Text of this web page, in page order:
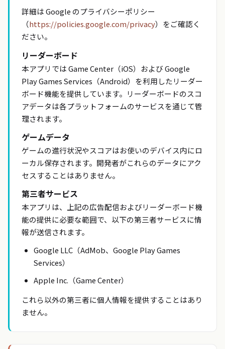
詳細は Google のプライバシーポリシー
（https://policies.google.com/privacy）をご確認く
ださい。
リーダーボード
本アプリでは Game Center（iOS）および Google
Play Games Services（Android）を利用したリーダー
ボード機能を提供しています。リーダーボードのスコ
アデータは各プラットフォームのサービスを通じて管
理されます。
ゲームデータ
ゲームの進行状況やスコアはお使いのデバイス内にロ
ーカル保存されます。開発者がこれらのデータにアク
セスすることはありません。
第三者サービス
本アプリは、上記の広告配信およびリーダーボード機
能の提供に必要な範囲で、以下の第三者サービスに情
報が送信されます。
Google LLC（AdMob、Google Play Games
Services）
Apple Inc.（Game Center）
これら以外の第三者に個人情報を提供することはあり
ません。